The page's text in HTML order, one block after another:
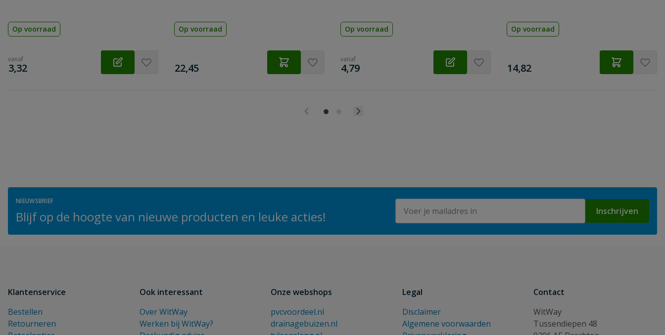
Op voorraad
vanaf
€
3,32
Op voorraad
€
22,45
Op voorraad
vanaf
€
4,79
Op voorraad
€
14,82
NIEUWSBRIEF
Blijf op de hoogte van nieuwe producten en leuke acties! Inschrijven
Klantenservice
Bestellen
Retourneren
Ook interessant
Over WitWay
Werken bij WitWay?
Onze webshops
pvcvoordeel.nl
drainagebuizen.nl
Legal
Disclaimer
Algemene voorwaarden
Contact
WitWay
Tussendiepen 48